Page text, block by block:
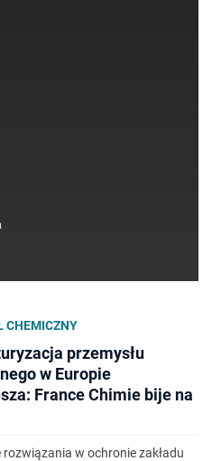
CHEMICZNY
przemysłu
w Europie
France Chimie bije na
rozwiązania w ochronie zakładu